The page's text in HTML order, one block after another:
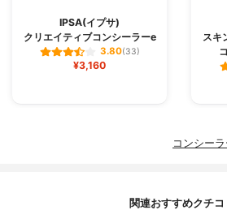
IPSA(イプサ)
クリエイティブコンシーラーe
3.80(33)
¥3,160
スキ
コンシー
関連おすすめクチコ